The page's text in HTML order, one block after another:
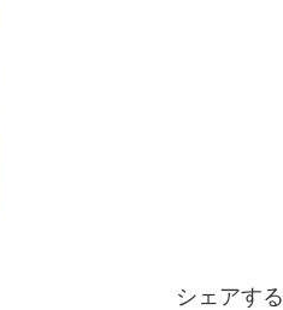
シェアする